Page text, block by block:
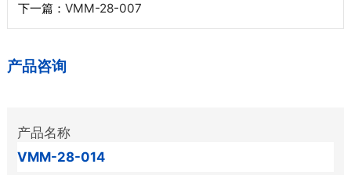
下一篇： VMM-28-007
产品咨询
产品名称